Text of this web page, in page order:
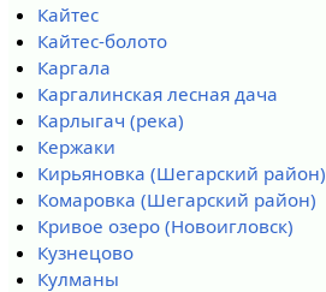
Кайтес
Кайтес-болото
Каргала
Каргалинская лесная дача
Карлыгач (река)
Кержаки
Кирьяновка (Шегарский район)
Комаровка (Шегарский район)
Кривое озеро (Новоигловск)
Кузнецово
Кулманы